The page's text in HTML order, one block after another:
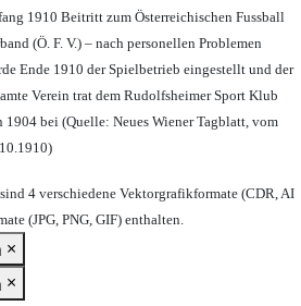
1910 Beitritt zum Österreichischen Fussball
(Ö. F. V.) – nach personellen Problemen
Ende 1910 der Spielbetrieb eingestellt und der
Verein trat dem Rudolfsheimer Sport Klub
1904 bei (Quelle: Neues Wiener Tagblatt, vom
4 verschiedene Vektorgrafikformate (CDR, AI
(JPG, PNG, GIF) enthalten.
×
×